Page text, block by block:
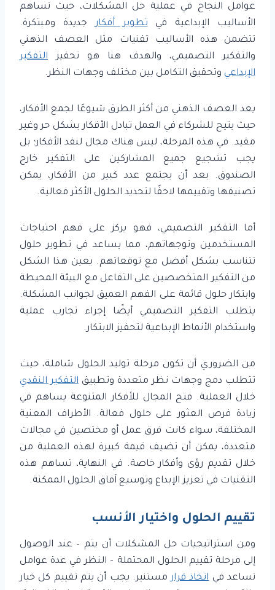
عوامل النجاح في عملية حل المشكلات، حيث تساهم
الأساليب الإبداعية فيتطوير أفكارجديدة ومبتكرة.
تتضمن هذه الأساليب تقنيات مثل العصف الذهني
والتفكير التصميمي، والهدف هنا هو تحفيز التفكير
الإبداعي وتحقيق التكامل بين مختلف وجهات النظر.
يعد العصف الذهني من أكثر الطرق شيوعًا لجمع الأفكار،
حيث يتيح للشركاء في العمل تبادل الأفكار بشكل حر وغير
مقيد. في هذه المرحلة، ليس هناك مجال لنقد الأفكار؛ بل
يجب تشجيع جميع المشاركين على التفكير خارج
الصندوق. بعد أن يجتمع عدد كبير من الأفكار، يمكن
تصنيفها وتقييمها لاحقًا لتحديد الحلول الأكثر فعالية.
أما التفكير التصميمي، فهو يركز على فهم احتياجات
المستخدمين وتوجهاتهم، مما يساعد في تطوير حلول
تتناسب بشكل أفضل مع توقعاتهم. يعين هذا الشكل
من التفكير المتخصصين على التفاعل مع البيئة المحيطة
وابتكار حلول قائمة على الفهم العميق لجوانب المشكلة.
يتطلب التفكير التصميمي أيضًا إجراء تجارب عملية
واستخدام الأنماط الإبداعية لتحفيز الابتكار.
من الضروري أن تكون مرحلة توليد الحلول شاملة، حيث
تتطلب دمج وجهات نظر متعددة وتطبيق التفكير النقدي
خلال العملية. فتح المجال للأفكار المتنوعة يساهم في
زيادة فرص العثور على حلول فعالة. الأطراف المعنية
المختلفة، سواء كانت فرق عمل أو مختصين في مجالات
متعددة، يمكن أن تضيف قيمة كبيرة لهذه العملية من
خلال تقديم رؤى وأفكار خاصة. في النهاية، تساهم هذه
التقنيات في تعزيز الإبداع وتوسيع آفاق الحلول الممكنة.
تقييم الحلول واختيار الأنسب
ومن استراتيجيات حل المشكلات أن يتم – عند الوصول
إلى مرحلة تقييم الحلول المحتملة – النظر في عدة عوامل
تساعد فياتخاذ قرارمستنير. يجب أن يتم تقييم كل خيار